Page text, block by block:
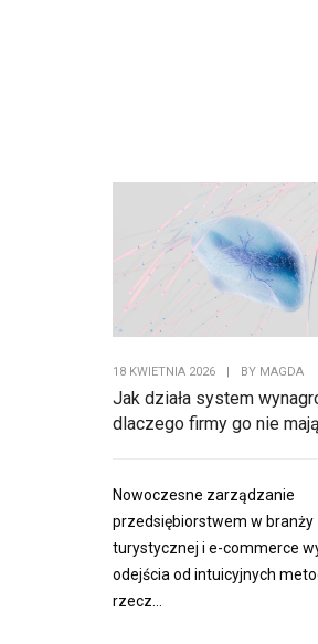
18 KWIETNIA 2026 | BY MAGDA
Jak działa system
dlaczego firmy go nie
Nowoczesne zarządzanie
przedsiębiorstwem w branży
turystycznej i e-commerce
odejścia od intuicyjnych
rzecz...